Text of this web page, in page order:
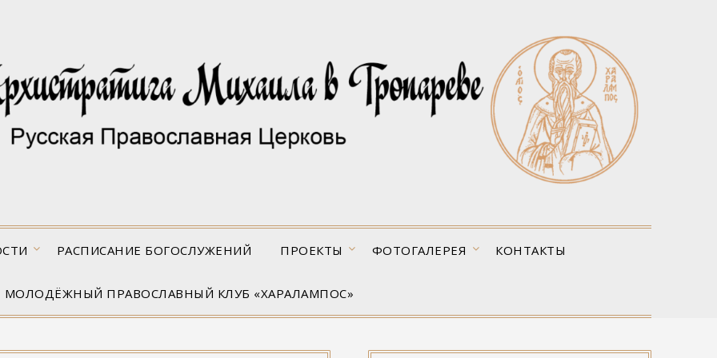
РАСПИСАНИЕ БОГОСЛУЖЕНИЙ ПРОЕКТЫ ФОТОГАЛЕРЕЯ КОНТАКТЫ
МОЛОДЁЖНЫЙ ПРАВОСЛАВНЫЙ КЛУБ «ХАРАЛАМПОС»